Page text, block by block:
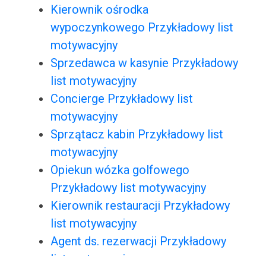
Kierownik ośrodka
wypoczynkowego Przykładowy list
motywacyjny
Sprzedawca w kasynie Przykładowy
list motywacyjny
Concierge Przykładowy list
motywacyjny
Sprzątacz kabin Przykładowy list
motywacyjny
Opiekun wózka golfowego
Przykładowy list motywacyjny
Kierownik restauracji Przykładowy
list motywacyjny
Agent ds. rezerwacji Przykładowy